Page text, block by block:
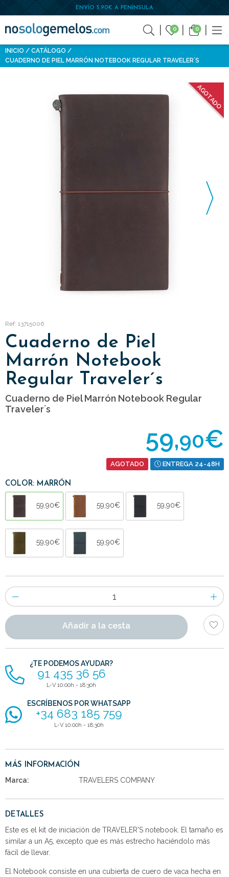
ENVÍO 5,90€ A PENÍNSULA
0 0
INICIO
CATÁLOGO
CUADERNO DE PIEL MARRÓN NOTEBOOK REGULAR TRAVELER´S
AGOTADO
Ref: 13715006
Cuaderno de Piel
Marrón Notebook
Regular Traveler´s
Cuaderno de Piel Marrón Notebook Regular
Traveler´s
59,90€
AGOTADO ENTREGA 24-48H
COLOR: MARRÓN
59,90€ 59,90€ 59,90€
59,90€ 59,90€
Número
de
artículos
Añadir a la cesta
¿TE PODEMOS AYUDAR?
91 435 36 56
L-V 10:00h - 18:30h
ESCRÍBENOS POR WHATSAPP
+34 683 185 759
L-V 10:00h - 18:30h
MÁS INFORMACIÓN
Marca: TRAVELERS COMPANY
DETALLES
Este es el kit de iniciación de TRAVELER'S notebook. El tamaño es
similar a un A5, excepto que es más estrecho haciéndolo más
fácil de llevar.
El Notebook consiste en una cubierta de cuero de vaca hecha en